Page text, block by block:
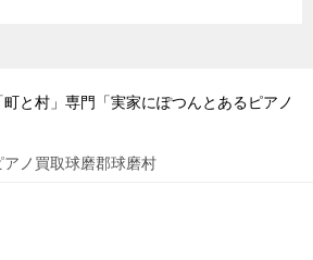
と村」専門「実家にぽつんとあるピアノ
アノ買取球磨郡球磨村